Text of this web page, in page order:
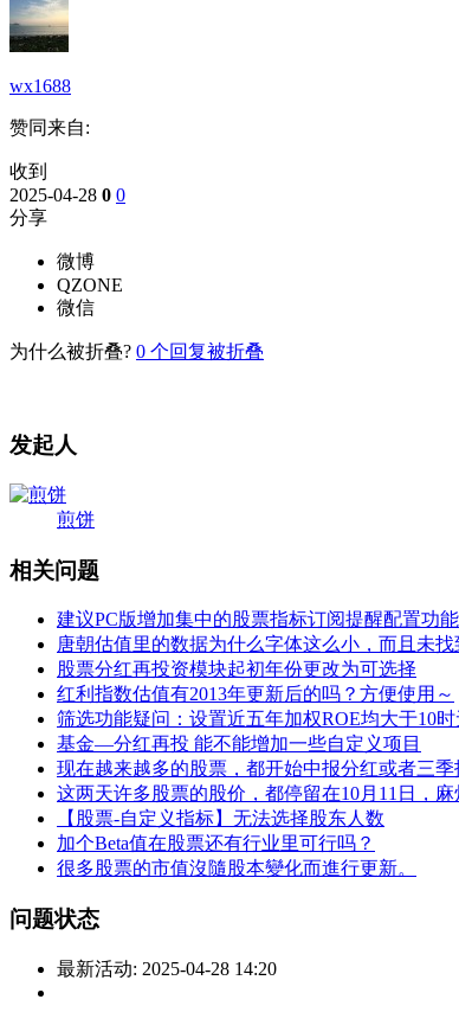
wx1688
赞同来自:
收到
2025-04-28 0 0
分享
微博
QZONE
微信
为什么被折叠? 0 个回复被折叠
发起人
煎饼
相关问题
建议PC版增加集中的股票指标订阅提醒配置功能
唐朝估值里的数据为什么字体这么小，而且未
股票分红再投资模块起初年份更改为可选择
红利指数估值有2013年更新后的吗？方便使用～
筛选功能疑问：设置近五年加权ROE均大于10
基金—分红再投 能不能增加一些自定义项目
现在越来越多的股票，都开始中报分红或者三
这两天许多股票的股价，都停留在10月11日，
【股票-自定义指标】无法选择股东人数
加个Beta值在股票还有行业里可行吗？
很多股票的市值沒隨股本變化而進行更新。
问题状态
最新活动: 2025-04-28 14:20